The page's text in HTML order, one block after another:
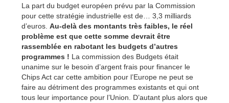
La part du budget européen prévu par la Commission
pour cette stratégie industrielle est de… 3,3 milliards
d’euros. Au-delà des montants très faibles, le réel
problème est que cette somme devrait être
rassemblée en rabotant les budgets d’autres
programmes ! La commission des Budgets était
unanime sur le besoin d’argent frais pour financer le
Chips Act car cette ambition pour l’Europe ne peut se
faire au détriment des programmes existants et qui ont
tous leur importance pour l’Union. D’autant plus alors que